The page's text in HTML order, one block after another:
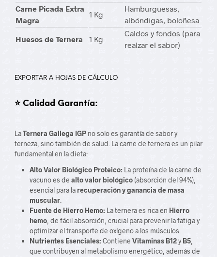
Carne Picada Extra
Magra
1 Kg
Hamburguesas,
albóndigas, boloñesa
Huesos de Ternera 1 Kg
Caldos y fondos (para
realzar el sabor)
EXPORTAR A HOJAS DE CÁLCULO
⭐ Calidad Garantía:
LaTernera Gallega IGP no solo es garantía de sabor y
terneza, sino también de salud. La carne de ternera es un pilar
fundamental en la dieta:
Alto Valor Biológico Proteico:La proteína de la carne de
vacuno es de alto valor biológico(absorción del 94%),
esencial para larecuperación y ganancia de masa
muscular.
Fuente de Hierro Hemo:La ternera es rica en Hierro
hemo, de fácil absorción, crucial para prevenir la fatiga y
optimizar el transporte de oxígeno a los músculos.
Nutrientes Esenciales:Contiene Vitaminas B12y B5,
que contribuyen al metabolismo energético, además de